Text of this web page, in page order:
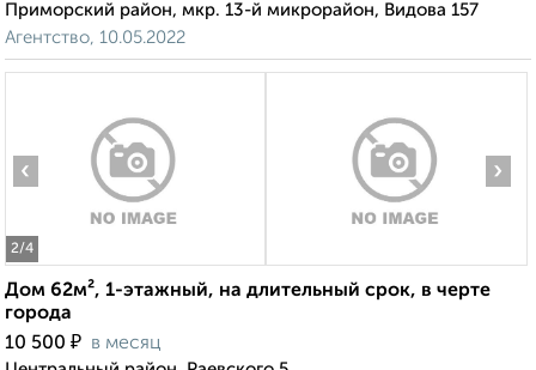
Приморский район, мкр. 13-й микрорайон, Видова 157
Агентство, 10.05.2022
2/4
‹ ›
Дом 62м², 1-этажный, на длительный срок, в черте
города
10 500 ₽ в месяц